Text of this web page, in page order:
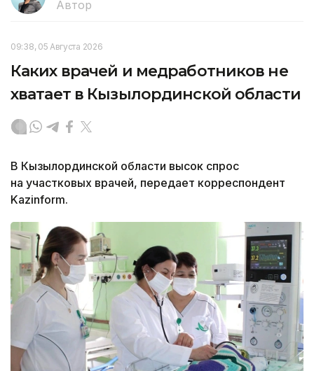
Автор
09:38, 05 Августа 2026
Каких врачей и медработников не
хватает в Кызылординской области
В Кызылординской области высок спрос
на участковых врачей, передает корреспондент
Kazinform.